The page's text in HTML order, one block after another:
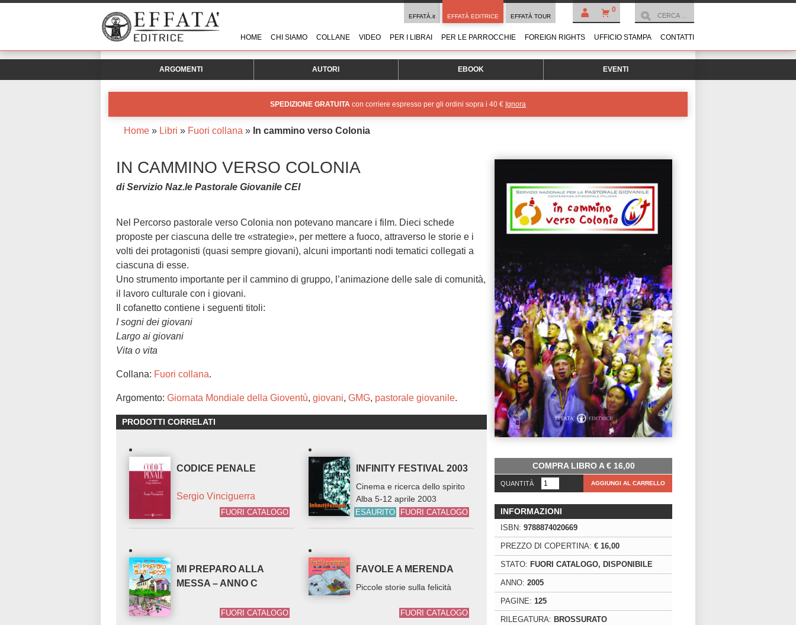
0
EFFATÀ.it EFFATÀ EDITRICE EFFATÀ TOUR
HOME CHI SIAMO COLLANE VIDEO PER I LIBRAI PER LE PARROCCHIE FOREIGN RIGHTS UFFICIO STAMPA CONTATTI
ARGOMENTI AUTORI EBOOK EVENTI
SPEDIZIONE GRATUITA con corriere espresso per gli ordini sopra i 40 € Ignora
Home » Libri » Fuori collana » In cammino verso Colonia
COMPRA LIBRO A€16,00
QUANTITÀ AGGIUNGI AL CARRELLO
INFORMAZIONI
ISBN: 9788874020669
PREZZO DI COPERTINA: € 16,00
STATO: FUORI CATALOGO, DISPONIBILE
ANNO: 2005
PAGINE: 125
RILEGATURA: BROSSURATO
IN CAMMINO VERSO COLONIA
di Servizio Naz.le Pastorale Giovanile CEI
Nel Percorso pastorale verso Colonia non potevano mancare i film. Dieci schede
proposte per ciascuna delle tre «strategie», per mettere a fuoco, attraverso le storie e i
volti dei protagonisti (quasi sempre giovani), alcuni importanti nodi tematici collegati a
ciascuna di esse.
Uno strumento importante per il cammino di gruppo, l’animazione delle sale di comunità,
il lavoro culturale con i giovani.
Il cofanetto contiene i seguenti titoli:
I sogni dei giovani
Largo ai giovani
Vita o vita
Collana: Fuori collana.
Argomento: Giornata Mondiale della Gioventù, giovani, GMG, pastorale giovanile.
PRODOTTI CORRELATI
CODICE PENALE
Sergio Vinciguerra
FUORI CATALOGO
INFINITY FESTIVAL 2003
Cinema e ricerca dello spirito
Alba 5-12 aprile 2003
ESAURITO FUORI CATALOGO
MI PREPARO ALLA
MESSA – ANNO C
FUORI CATALOGO
FAVOLE A MERENDA
Piccole storie sulla felicità
FUORI CATALOGO